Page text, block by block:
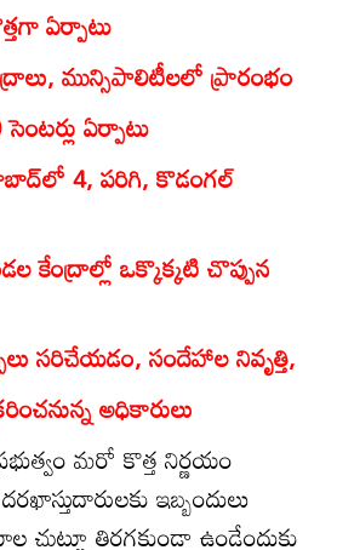
ఏర్పాటు
మున్సిపాలిటీలలో ప్రారంభం
ఏర్పాటు
4, పరిగి, కొడంగల్‌
కేంద్రాల్లో ఒక్కొక్కటి చొప్పున
సరిచేయడం, సందేహాల నివృత్తి,
అధికారులు
మరో కొత్త నిర్ణయం
ఇబ్బందులు
తిరగకుండా ఉండేందుకు